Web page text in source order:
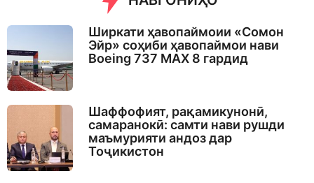
Ширкати ҳавопаймоии «Сомон
Эйр» соҳиби ҳавопаймои нави
Boeing 737 MAX 8 гардид
Шаффофият, рақамикунонӣ,
самаранокӣ: самти нави рушди
маъмурияти андоз дар
Тоҷикистон